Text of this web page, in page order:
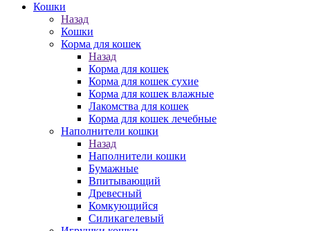
Кошки
Назад
Кошки
Корма для кошек
Назад
Корма для кошек
Корма для кошек сухие
Корма для кошек влажные
Лакомства для кошек
Корма для кошек лечебные
Наполнители кошки
Назад
Наполнители кошки
Бумажные
Впитывающий
Древесный
Комкующийся
Силикагелевый